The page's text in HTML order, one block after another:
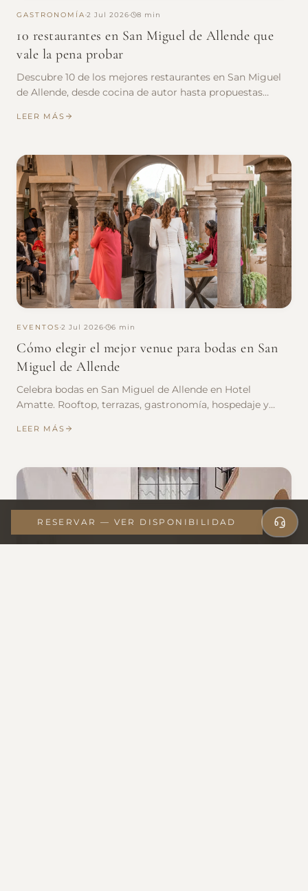
GASTRONOMÍA 2 Jul 2026 8 min
10 restaurantes en San Miguel de Allende que
vale la pena probar
Descubre 10 de los mejores restaurantes en San Miguel
de Allende, desde cocina de autor hasta propuestas
LEER MÁS
EVENTOS 2 Jul 2026 6 min
Cómo elegir el mejor venue para bodas en San
Miguel de Allende
Celebra bodas en San Miguel de Allende en Hotel
Amatte. Rooftop, terrazas, gastronomía, hospedaje y
LEER MÁS
RESERVAR — VER DISPONIBILIDAD